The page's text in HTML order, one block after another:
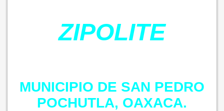
ZIPOLITE
MUNICIPIO DE SAN PEDRO
POCHUTLA, OAXACA.